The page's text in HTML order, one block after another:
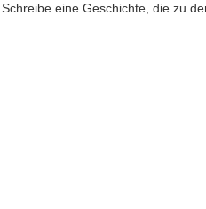
Schreibe eine Geschichte, die zu